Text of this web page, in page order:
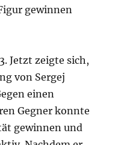
gewinnen
Jetzt zeigte sich,
von Sergej
einen
Gegner konnte
gewinnen und